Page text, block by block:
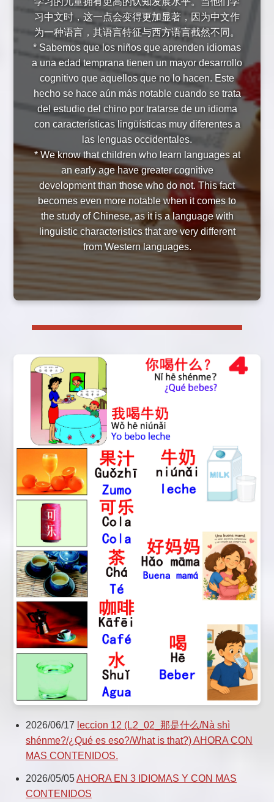
习中文时，这一点会变得更加显著，因为中文作
为一种语言，其语言特征与西方语言截然不同。
* Sabemos que los niños que aprenden idiomas
a una edad temprana tienen un mayor desarrollo
cognitivo que aquellos que no lo hacen. Este
hecho se hace aún más notable cuando se trata
del estudio del chino por tratarse de un idioma
con características lingüísticas muy diferentes a
las lenguas occidentales.
* We know that children who learn languages at
an early age have greater cognitive
development than those who do not. This fact
becomes even more notable when it comes to
the study of Chinese, as it is a language with
linguistic characteristics that are very different
from Western languages.
2026/06/17 leccion 12 (L2_02_那是什么/Nà shì
shénme?/¿Qué es eso?/What is that?) AHORA CON
MAS CONTENIDOS.
2026/05/05AHORA EN 3 IDIOMAS Y CON MAS
CONTENIDOS